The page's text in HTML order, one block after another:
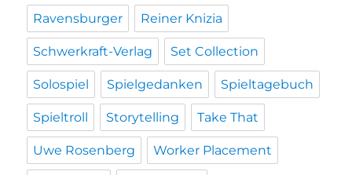
Ravensburger Reiner Knizia
Schwerkraft-Verlag Set Collection
Solospiel Spielgedanken Spieltagebuch
Spieltroll Storytelling Take That
Uwe Rosenberg Worker Placement